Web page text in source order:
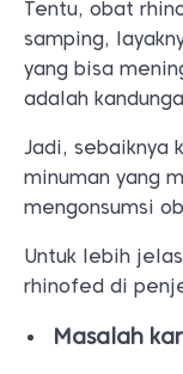
Tentu, obat
samping,
yang bisa
adalah
Jadi, sebaiknya
minuman yang
mengonsumsi
Untuk lebih
rhinofed di
Masalah